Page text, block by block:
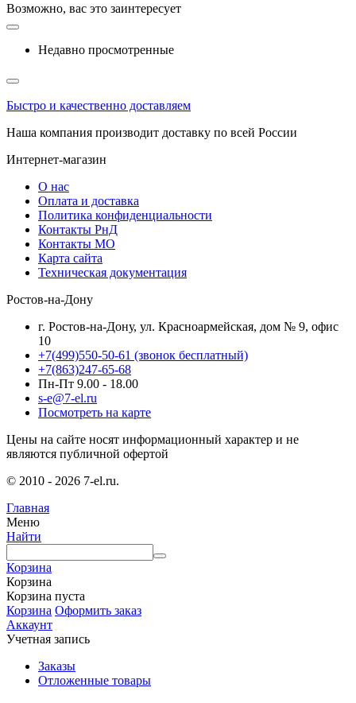
Возможно, вас это заинтересует
Недавно просмотренные
Быстро и качественно доставляем
Наша компания производит доставку по всей России
Интернет-магазин
О нас
Оплата и доставка
Политика конфиденциальности
Контакты РнД
Контакты МО
Карта сайта
Техническая документация
Ростов-на-Дону
г. Ростов-на-Дону, ул. Красноармейская, дом № 9, офис
10
+7(499)550-50-61 (звонок бесплатный)
+7(863)247-65-68
Пн-Пт 9.00 - 18.00
s-e@7-el.ru
Посмотреть на карте
Цены на сайте носят информационный характер и не
являются публичной офертой
© 2010 - 2026 7-el.ru.
Главная
Меню
Найти
Корзина
Корзина
Корзина пуста
Корзина Оформить заказ
Аккаунт
Учетная запись
Заказы
Отложенные товары